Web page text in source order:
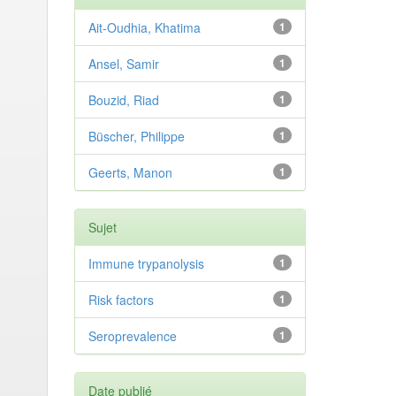
1
Ait-Oudhia, Khatima
1
Ansel, Samir
1
Bouzid, Riad
1
Büscher, Philippe
1
Geerts, Manon
Sujet
1
Immune trypanolysis
1
Risk factors
1
Seroprevalence
Date publié